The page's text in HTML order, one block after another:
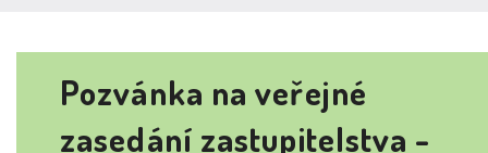
Pozvánka na veřejné
zasedání zastupitelstva -